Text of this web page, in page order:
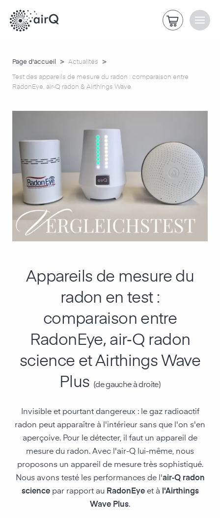
Page d'accueil > Actualités >
Test des appareils de mesure du radon : comparaison entre
RadonEye, air‑Q radon & Airthings Wave
Appareils de mesure du
radon en test :
comparaison entre
RadonEye, air‑Q radon
science et Airthings Wave
Plus (de gauche à droite)
Invisible et pourtant dangereux : le gaz radioactif
radon peut apparaître à l'intérieur sans que l'on s'en
aperçoive. Pour le détecter, il faut un appareil de
mesure du radon. Avec l'air-Q lui-même, nous
proposons un appareil de mesure très sophistiqué.
Nous avons testé les performances de l'air‑Q radon
sciencepar rapport au RadonEye et à
l'Airthings
Wave Plus.